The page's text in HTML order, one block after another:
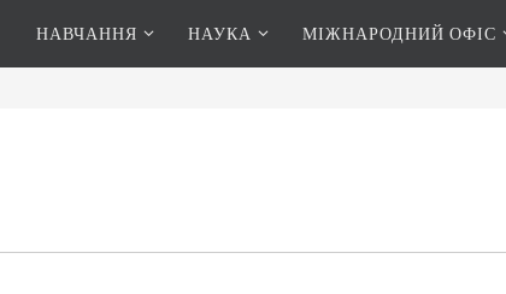
НАВЧАННЯ НАУКА МІЖНАРОДНИЙ ОФІС